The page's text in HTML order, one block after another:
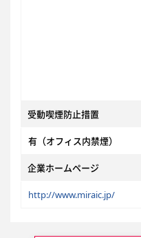
受動喫煙防止措置
有（オフィス内禁煙）
企業ホームページ
http://www.miraic.jp/